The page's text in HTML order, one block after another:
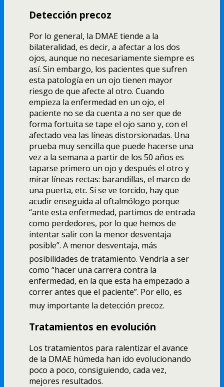
Detección precoz
Por lo general, la DMAE tiende a la
bilateralidad, es decir, a afectar a los dos
ojos, aunque no necesariamente siempre es
así­. Sin embargo, los pacientes que sufren
esta patologí­a en un ojo tienen mayor
riesgo de que afecte al otro. Cuando
empieza la enfermedad en un ojo, el
paciente no se da cuenta a no ser que de
forma fortuita se tape el ojo sano y, con el
afectado vea las lí­neas distorsionadas. Una
prueba muy sencilla que puede hacerse una
vez a la semana a partir de los 50 años es
taparse primero un ojo y después el otro y
mirar lí­neas rectas: barandillas, el marco de
una puerta, etc. Si se ve torcido, hay que
acudir enseguida al oftalmólogo porque
“ante esta enfermedad, partimos de entrada
como perdedores, por lo que hemos de
intentar salir con la menor desventaja
posible”. A menor desventaja, más
posibilidades de tratamiento. Vendrí­a a ser
como “hacer una carrera contra la
enfermedad, en la que esta ha empezado a
correr antes que el paciente”. Por ello, es
muy importante la detección precoz.
Tratamientos en evolución
Los tratamientos para ralentizar el avance
de la DMAE húmeda han ido evolucionando
poco a poco, consiguiendo, cada vez,
mejores resultados.